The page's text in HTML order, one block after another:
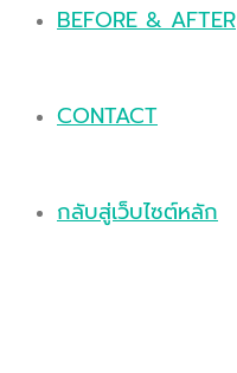
BEFORE & AFTER
CONTACT
กลับสู่เว็บไซต์หลัก